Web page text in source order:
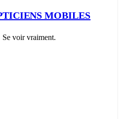
MOBILES
Se voir vraiment.